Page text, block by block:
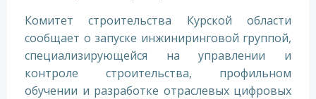
Комитет строительства Курской области
сообщает о запуске инжиниринговой группой,
специализирующейся на управлении и
контроле строительства, профильном
обучении и разработке отраслевых цифровых